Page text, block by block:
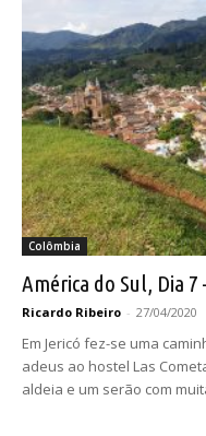
Colômbia
América do Sul, Dia 7
Ricardo Ribeiro - 27/04/2020
Em Jericó fez-se uma
adeus ao hostel Las
aldeia e um serão com